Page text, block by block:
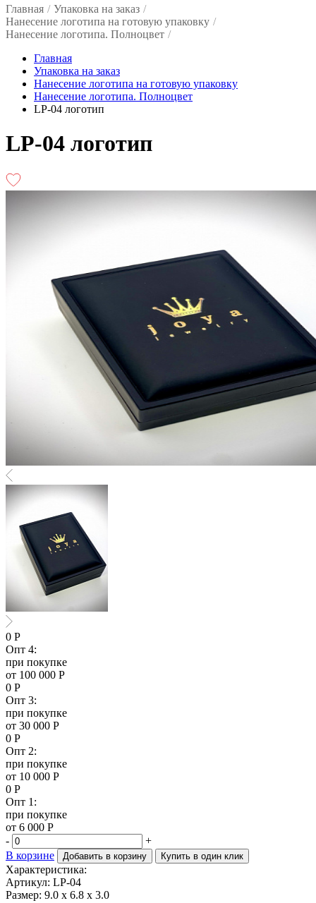
Главная / Упаковка на заказ /
Нанесение логотипа на готовую упаковку /
Нанесение логотипа. Полноцвет /
Главная
Упаковка на заказ
Нанесение логотипа на готовую упаковку
Нанесение логотипа. Полноцвет
LP-04 логотип
LP-04 логотип
0 Р
Опт 4:
при покупке
от 100 000 Р
0 Р
Опт 3:
при покупке
от 30 000 Р
0 Р
Опт 2:
при покупке
от 10 000 Р
0 Р
Опт 1:
при покупке
от 6 000 Р
-
+
В корзине
Добавить в корзину Купить в один клик
Характеристика:
Артикул: LP-04
Размер: 9.0 x 6.8 x 3.0